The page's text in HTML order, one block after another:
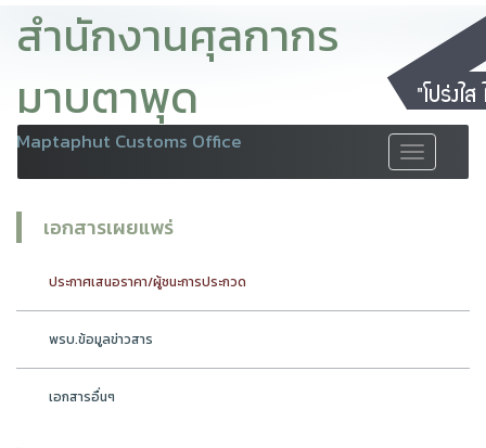
สำนักงานศุลกากร
มาบตาพุด
Maptaphut Customs Office
Toggle
navigation
เอกสารเผยแพร่
ประกาศเสนอราคา/ผู้ชนะการประกวด
พรบ.ข้อมูลข่าวสาร
เอกสารอื่นๆ